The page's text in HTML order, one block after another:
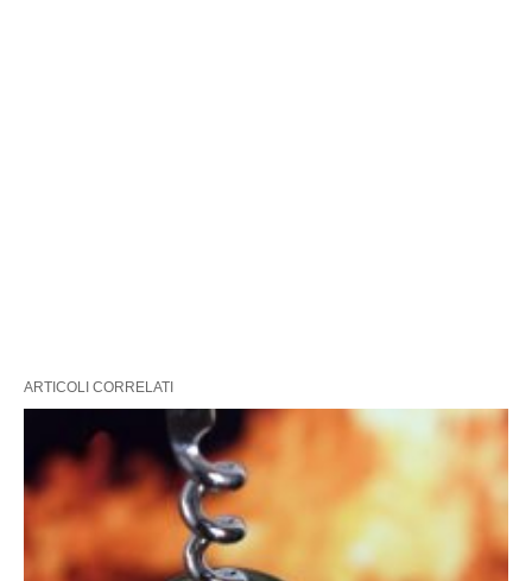
ARTICOLI CORRELATI